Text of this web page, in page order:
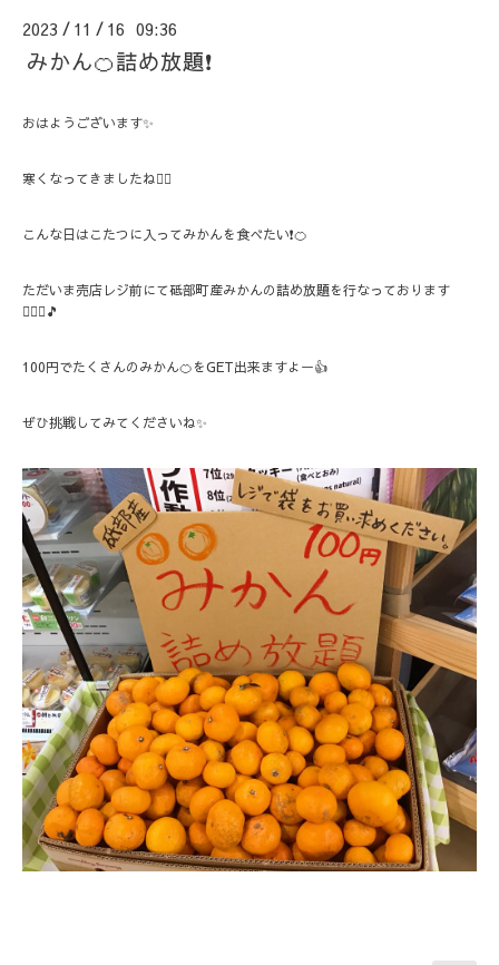
2023 / 11 / 16 09:36
みかん🍊詰め放題❗️
おはようございます✨
寒くなってきましたね😮‍💨
こんな日はこたつに入ってみかんを食べたい❗️🍊
ただいま売店レジ前にて砥部町産みかんの詰め放題を行なっております
💁🏻‍♀️🎵
100円でたくさんのみかん🍊をGET出来ますよー👍
ぜひ挑戦してみてくださいね✨